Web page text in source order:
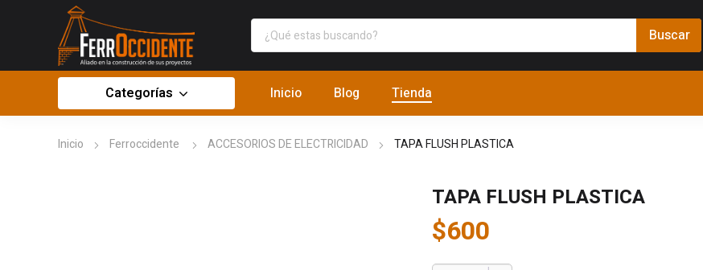
Categorías Inicio Blog Tienda
Inicio Ferroccidente ACCESORIOS DE ELECTRICIDAD TAPA FLUSH PLASTICA
TAPA FLUSH PLASTICA
$600